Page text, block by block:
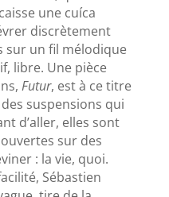
une cuíca
discrètement
sur un fil mélodique
libre. Une pièce
Futur, est à ce titre
suspensions qui
d’aller, elles sont
sur des
: la vie, quoi.
Sébastien